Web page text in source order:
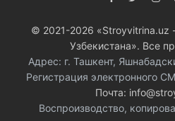
© 2021-2026 «Stroyvitrina.uz
Узбекистана». Все
Адрес: г. Ташкент,
Регистрация электронного
Почта:
Воспроизводство,